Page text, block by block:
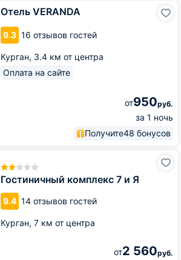
Отель VERANDA
9.3 16 отзывов гостей
Курган, 3.4 км от центра
Оплата на сайте
от950руб.
за 1 ночь
Получите48 бонусов
Гостиничный комплекс 7 и Я
9.4 14 отзывов гостей
Курган, 7 км от центра
от2 560руб.